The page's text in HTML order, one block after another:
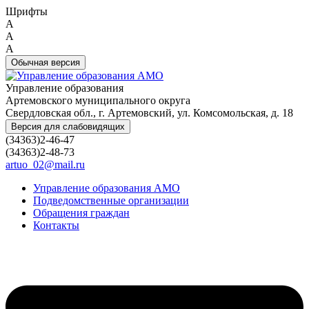
Шрифты
A
A
A
Обычная версия
Управление образования
Артемовского муниципального округа
Свердловская обл., г. Артемовский, ул. Комсомольская, д. 18
Версия для слабовидящих
(34363)2-46-47
(34363)2-48-73
artuo_02@mail.ru
Управление образования АМО
Подведомственные организации
Обращения граждан
Контакты